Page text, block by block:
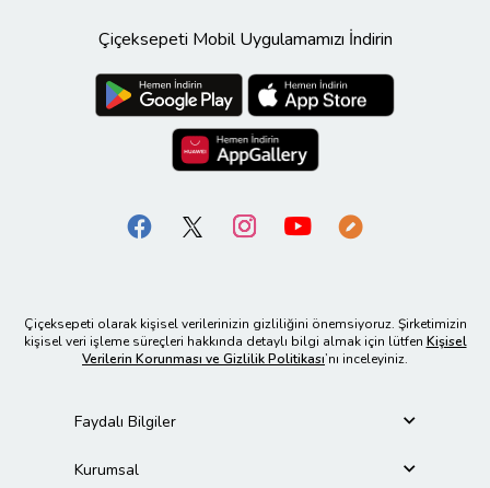
Çiçeksepeti Mobil Uygulamamızı İndirin
Çiçeksepeti olarak kişisel verilerinizin gizliliğini önemsiyoruz. Şirketimizin
kişisel veri işleme süreçleri hakkında detaylı bilgi almak için lütfen Kişisel
Verilerin Korunması ve Gizlilik Politikası’nı inceleyiniz.
Faydalı Bilgiler
Kurumsal